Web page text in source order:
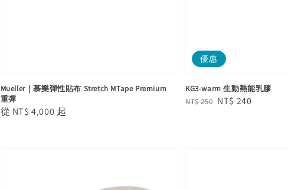
Mueller｜慕樂彈性貼布 Stretch MTape Premium
重彈
Regular
從 NT$ 4,000 起
優惠
KG3-warm 生動熱能乳膠
Regular
NT$ 250 Sale
NT$ 240